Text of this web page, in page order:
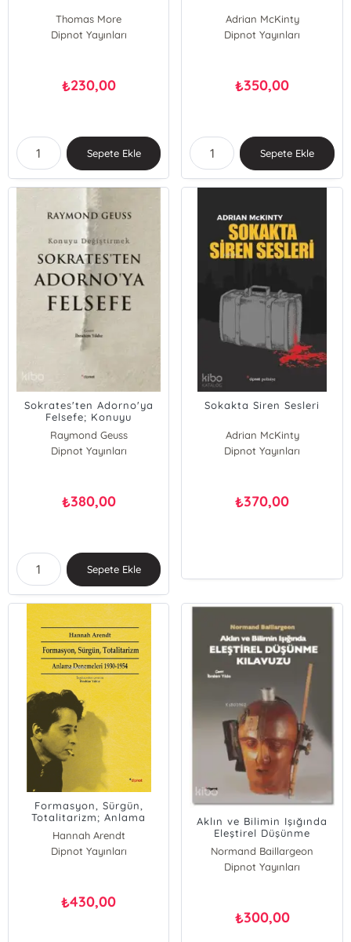
Thomas More
Dipnot Yayınları
₺230,00
Sepete Ekle
Adrian McKinty
Dipnot Yayınları
₺350,00
Sepete Ekle
Sokrates'ten Adorno'ya
Felsefe; Konuyu
Değiştirmek
Raymond Geuss
Dipnot Yayınları
₺380,00
Sepete Ekle
Sokakta Siren Sesleri
Adrian McKinty
Dipnot Yayınları
₺370,00
Formasyon, Sürgün,
Totalitarizm; Anlama
Denemeleri 1930-1954
Hannah Arendt
Dipnot Yayınları
₺430,00
Aklın ve Bilimin Işığında
Eleştirel Düşünme
Kılavuzu
Normand Baillargeon
Dipnot Yayınları
₺300,00